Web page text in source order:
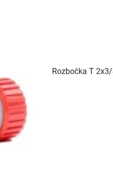
Rozbočka T